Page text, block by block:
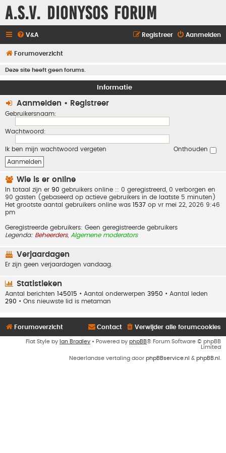
A.S.V. Dionysos Forum
V&A Aanmelden
Registreer
Forumoverzicht
Deze site heeft geen forums.
Informatie
Aanmelden • Registreer
Gebruikersnaam:
Wachtwoord:
Ik ben mijn wachtwoord vergeten Onthouden
Wie is er online
In totaal zijn er 90 gebruikers online :: 0 geregistreerd, 0 verborgen en
90 gasten (gebaseerd op actieve gebruikers in de laatste 5 minuten)
Het grootste aantal gebruikers online was 1537 op vr mei 22, 2026 9:46
pm
Geregistreerde gebruikers: Geen geregistreerde gebruikers
Legenda: Beheerders, Algemene moderators
Verjaardagen
Er zijn geen verjaardagen vandaag.
Statistieken
Aantal berichten 145015 • Aantal onderwerpen 3950 • Aantal leden
290 • Ons nieuwste lid is metaman
Forumoverzicht Verwijder alle forumcookies
Contact
Flat Style by Ian Bradley • Powered by phpBB® Forum Software © phpBB
Limited
Nederlandse vertaling door phpBBservice.nl & phpBB.nl